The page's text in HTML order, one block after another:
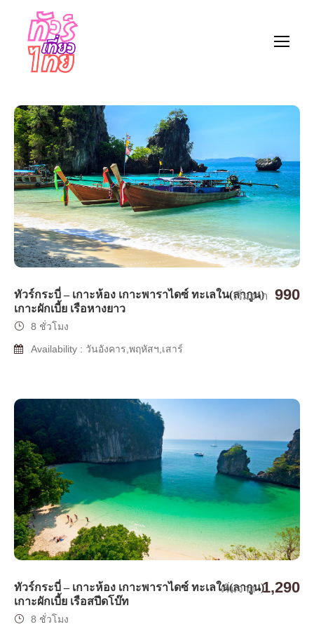
ทัวร์กระบี่ – เกาะห้อง เกาะพาราไดซ์ ทะเลใน(ลากูน)
เกาะผักเบี้ย เรือหางยาว
เริ่มจาก 990
8 ชั่วโมง
Availability : วันอังคาร,พฤหัสฯ,เสาร์
ทัวร์กระบี่ – เกาะห้อง เกาะพาราไดซ์ ทะเลใน(ลากูน)
เกาะผักเบี้ย เรือสปีดโบ๊ท
เริ่มจาก 1,290
8 ชั่วโมง